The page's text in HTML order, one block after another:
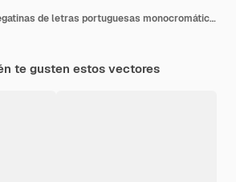
Colección de pegatinas de letras portuguesas monocromáticas
te gusten estos vectores